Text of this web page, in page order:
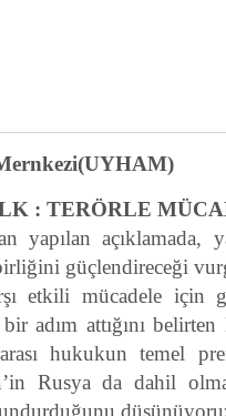
: TERÖRLE
yapılan açıklamada,
güçlendireceği
etkili mücadele için
adım attığını belirten
hukukun temel
Rusya da dahil